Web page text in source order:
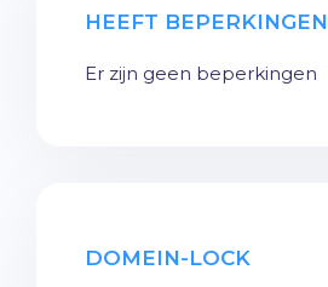
HEEFT BEPERKINGEN
Er zijn geen beperkingen
DOMEIN-LOCK